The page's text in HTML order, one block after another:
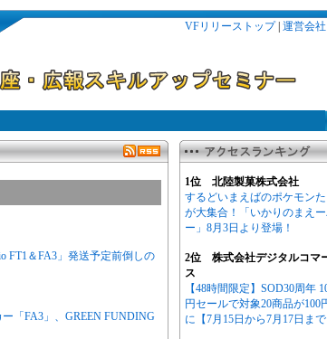
VFリリーストップ| 運営会社
FT1＆FA3」発送予定前倒しの
「FA3」、GREEN FUNDING
1位 北陸製菓株式会社
するどいまえばのポケモン
が大集合！「いかりのまえ
ー」8月3日より登場！
2位 株式会社デジタルコマ
ス
【48時間限定】SOD30周年
円セールで対象20商品が100
に【7月15日から7月17日まで